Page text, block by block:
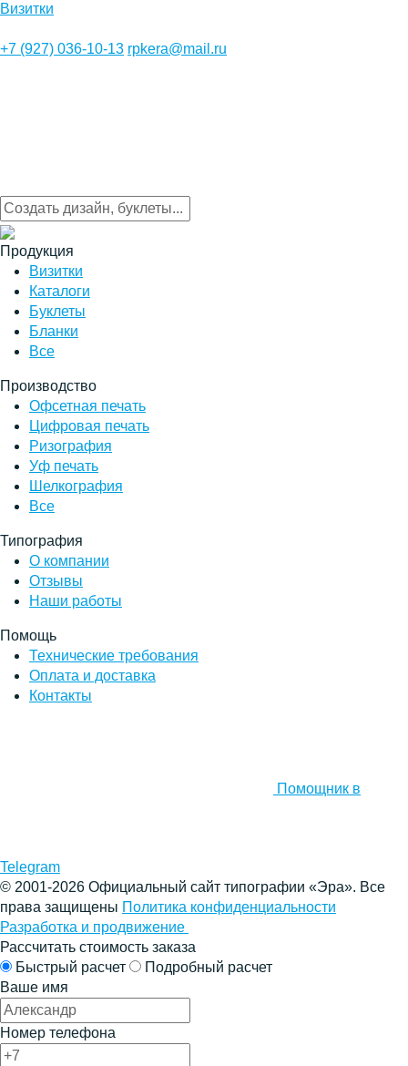
Визитки
+7 (927) 036-10-13 rpkera@mail.ru
Продукция
Визитки
Каталоги
Буклеты
Бланки
Все
Производство
Офсетная печать
Цифровая печать
Ризография
Уф печать
Шелкография
Все
Типография
О компании
Отзывы
Наши работы
Помощь
Технические требования
Оплата и доставка
Контакты
Помощник в
Telegram
© 2001-2026 Официальный сайт типографии «Эра». Все
права защищены Политика конфиденциальности
Разработка и продвижение
Рассчитать стоимость заказа
Быстрый расчет
Подробный расчет
Ваше имя
Номер телефона